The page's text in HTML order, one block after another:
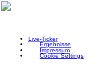
Live-Ticker
Ergebnisse
Impressum
Cookie Settings